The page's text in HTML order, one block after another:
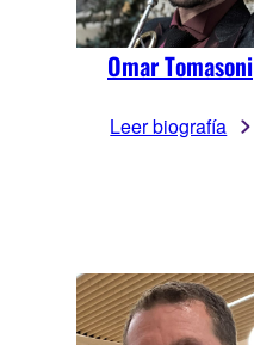
Omar Tomasoni
Leer biografía